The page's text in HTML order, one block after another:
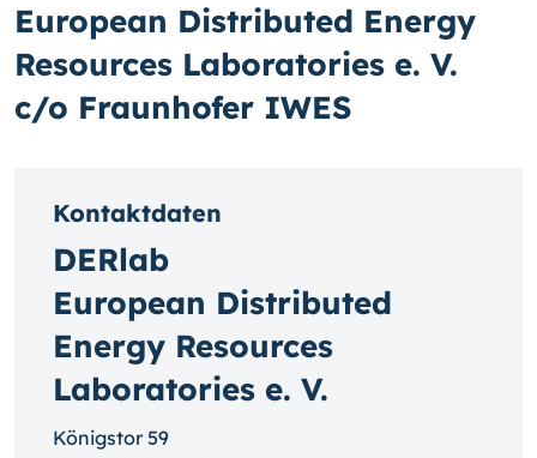
European Distributed Energy
Resources Laboratories e. V.
c/o Fraunhofer IWES
Kontaktdaten
DERlab
European Distributed
Energy Resources
Laboratories e. V.
Königstor 59